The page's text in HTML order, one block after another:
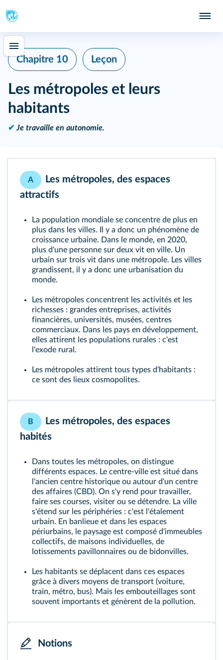
Chapitre 10 Leçon
Les métropoles et leurs
habitants
✔ Je travaille en autonomie.
A
Les métropoles, des espaces
attractifs
La population mondiale se concentre de plus en
plus dans les villes. Il y a donc un phénomène de
croissance urbaine. Dans le monde, en 2020,
plus d'une personne sur deux vit en ville. Un
urbain sur trois vit dans une métropole. Les villes
grandissent, il y a donc une urbanisation du
monde.
Les métropoles concentrent les activités et les
richesses : grandes entreprises, activités
financières, universités, musées, centres
commerciaux. Dans les pays en développement,
elles attirent les populations rurales : c'est
l'exode rural .
Les métropoles attirent tous types d'habitants :
ce sont des lieux cosmopolites.
B
Les métropoles, des espaces
habités
Dans toutes les métropoles, on distingue
différents espaces. Le centre-ville est situé dans
l'ancien centre historique ou autour d'un centre
des affaires (CBD). On s'y rend pour travailler,
faire ses courses, visiter ou se détendre. La ville
s'étend sur les périphéries : c'est l'étalement
urbain. En banlieue et dans les espaces
périurbains, le paysage est composé d'immeubles
collectifs, de maisons individuelles, de
lotissements pavillonnaires ou de bidonvilles.
Les habitants se déplacent dans ces espaces
grâce à divers moyens de transport (voiture,
train, métro, bus). Mais les embouteillages sont
souvent importants et génèrent de la pollution.
Notions